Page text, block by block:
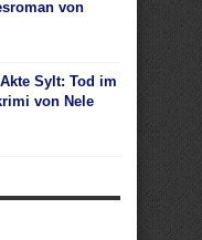
von
Sylt: Tod im
von Nele